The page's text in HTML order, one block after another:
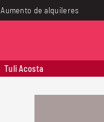
Aumento de alquileres
Tuli Acosta